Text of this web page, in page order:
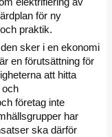
för ny
praktik.
sker i en ekonomi
en förutsättning för
att hitta
och
företag inte
har
ska därför